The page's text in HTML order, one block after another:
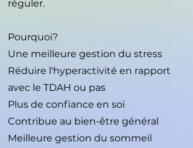
réguler.
Pourquoi?
Une meilleure gestion du stress
Réduire l'hyperactivité en rapport
avec le TDAH ou pas
Plus de confiance en soi
Contribue au bien-être général
Meilleure gestion du sommeil